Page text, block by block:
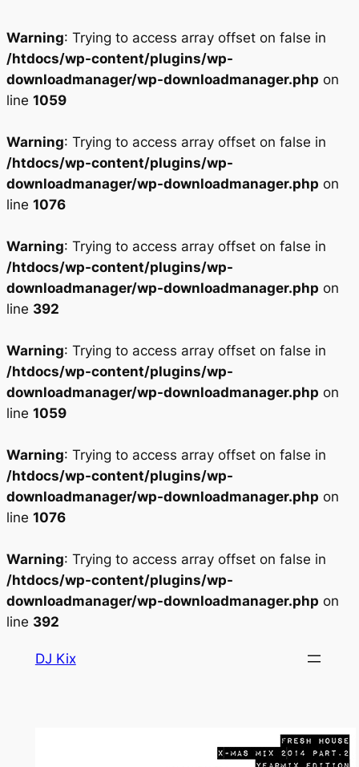
Warning: Trying to access array offset on false in
/htdocs/wp-content/plugins/wp-
downloadmanager/wp-downloadmanager.php on
line 1059
Warning: Trying to access array offset on false in
/htdocs/wp-content/plugins/wp-
downloadmanager/wp-downloadmanager.php on
line 1076
Warning: Trying to access array offset on false in
/htdocs/wp-content/plugins/wp-
downloadmanager/wp-downloadmanager.php on
line 392
Warning: Trying to access array offset on false in
/htdocs/wp-content/plugins/wp-
downloadmanager/wp-downloadmanager.php on
line 1059
Warning: Trying to access array offset on false in
/htdocs/wp-content/plugins/wp-
downloadmanager/wp-downloadmanager.php on
line 1076
Warning: Trying to access array offset on false in
/htdocs/wp-content/plugins/wp-
downloadmanager/wp-downloadmanager.php on
line 392
DJ Kix